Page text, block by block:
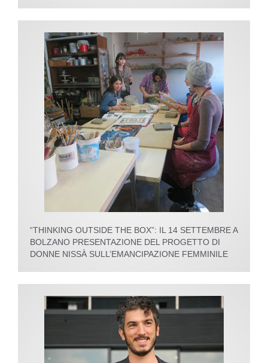
“THINKING OUTSIDE THE BOX”: IL 14 SETTEMBRE A
BOLZANO PRESENTAZIONE DEL PROGETTO DI
DONNE NISSÀ SULL’EMANCIPAZIONE FEMMINILE